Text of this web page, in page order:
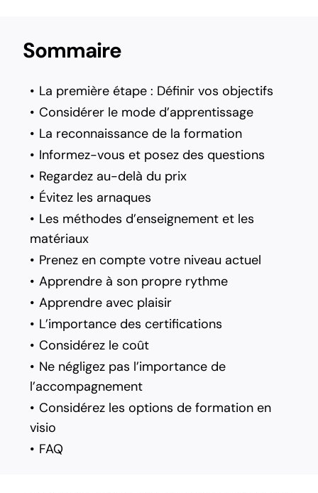
Sommaire
La première étape : Définir vos objectifs
Considérer le mode d’apprentissage
La reconnaissance de la formation
Informez-vous et posez des questions
Regardez au-delà du prix
Évitez les arnaques
Les méthodes d’enseignement et les
matériaux
Prenez en compte votre niveau actuel
Apprendre à son propre rythme
Apprendre avec plaisir
L’importance des certifications
Considérez le coût
Ne négligez pas l’importance de
l’accompagnement
Considérez les options de formation en
visio
FAQ